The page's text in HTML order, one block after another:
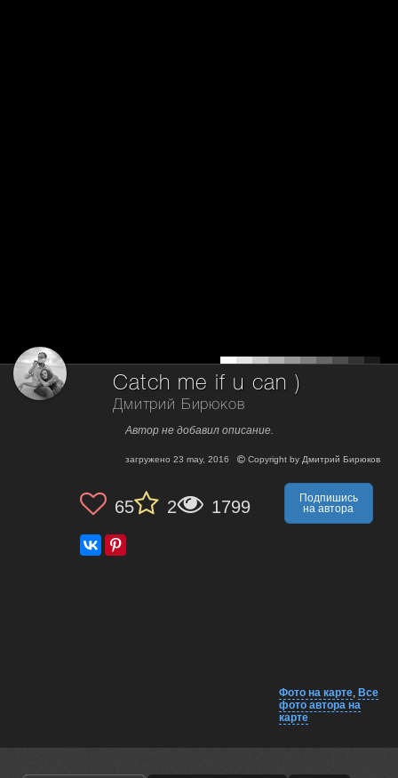
Catch me if u can )
Дмитрий Бирюков
Автор не добавил описание.
загружено 23 may, 2016 Copyright by Дмитрий Бирюков
65 2 1799
Подпишись
на автора
Фото на карте, Все
фото автора на
карте